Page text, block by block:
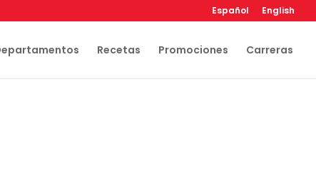
Español English
Recetas Promociones Carreras